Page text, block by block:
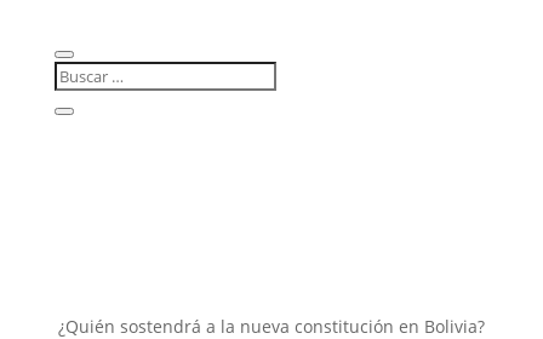
¿Quién sostendrá a la nueva constitución en Bolivia?